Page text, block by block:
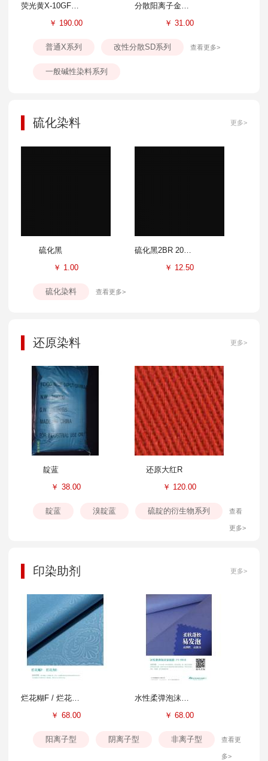
荧光黄X-10GFF 300%
￥ 190.00
分散阳离子金黄SD-GL 100%
￥ 31.00
普通X系列 改性分散SD系列
一般碱性染料系列
查看更多>
硫化染料 更多>
硫化黑
￥ 1.00
硫化黑2BR 200%
￥ 12.50
硫化染料 查看更多>
还原染料 更多>
靛蓝
￥ 38.00
还原大红R
￥ 120.00
靛蓝 溴靛蓝 硫靛的衍生物系列 查看
更多>
印染助剂 更多>
烂花糊F / 烂花剂E
￥ 68.00
水性柔弹泡沫涂层胶FS-804B
￥ 68.00
阳离子型 阴离子型 非离子型 查看更
多>